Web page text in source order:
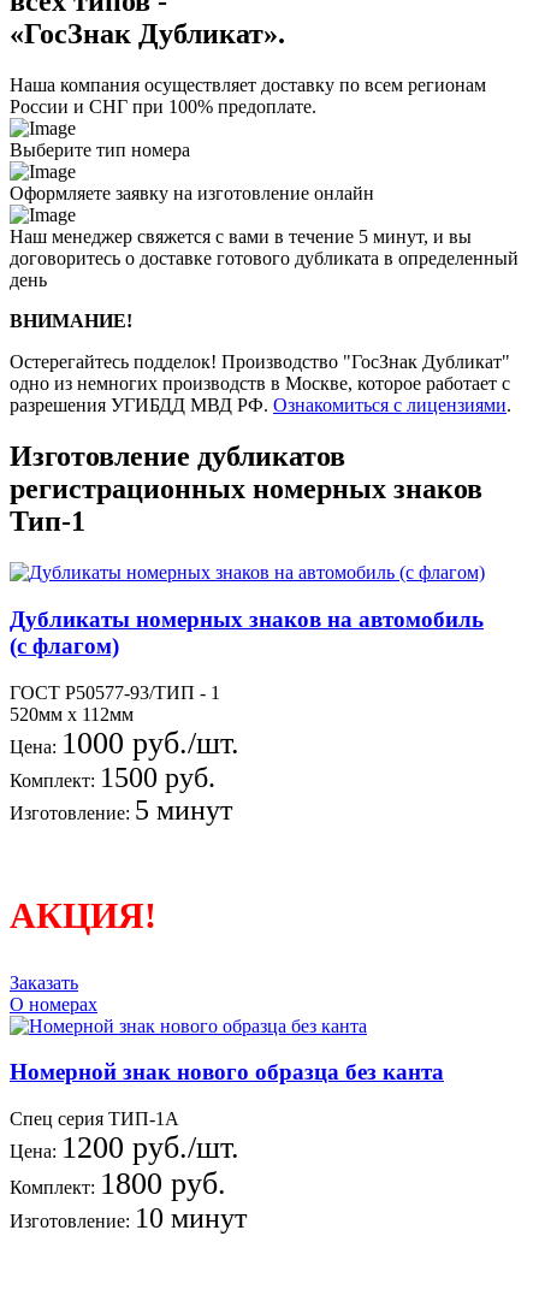
«ГосЗнак Дубликат».
Наша компания осуществляет доставку по всем регионам
России и СНГ при 100% предоплате.
Выберите тип номера
Оформляете заявку на изготовление онлайн
Наш менеджер свяжется с вами в течение 5 минут, и вы
договоритесь о доставке готового дубликата в определенный
день
ВНИМАНИЕ!
Остерегайтесь подделок! Производство "ГосЗнак Дубликат"
одно из немногих производств в Москве, которое работает с
разрешения УГИБДД МВД РФ. Ознакомиться с лицензиями.
Изготовление дубликатов
регистрационных номерных знаков
Тип-1
Дубликаты номерных знаков на автомобиль
(с флагом)
ГОСТ Р50577-93/ТИП - 1
520мм х 112мм
Цена: 1000 руб./шт.
Комплект: 1500 руб.
Изготовление: 5 минут
АКЦИЯ!
Заказать
О номерах
Номерной знак нового образца без канта
Спец серия ТИП-1А
Цена: 1200 руб./шт.
Комплект: 1800 руб.
Изготовление: 10 минут